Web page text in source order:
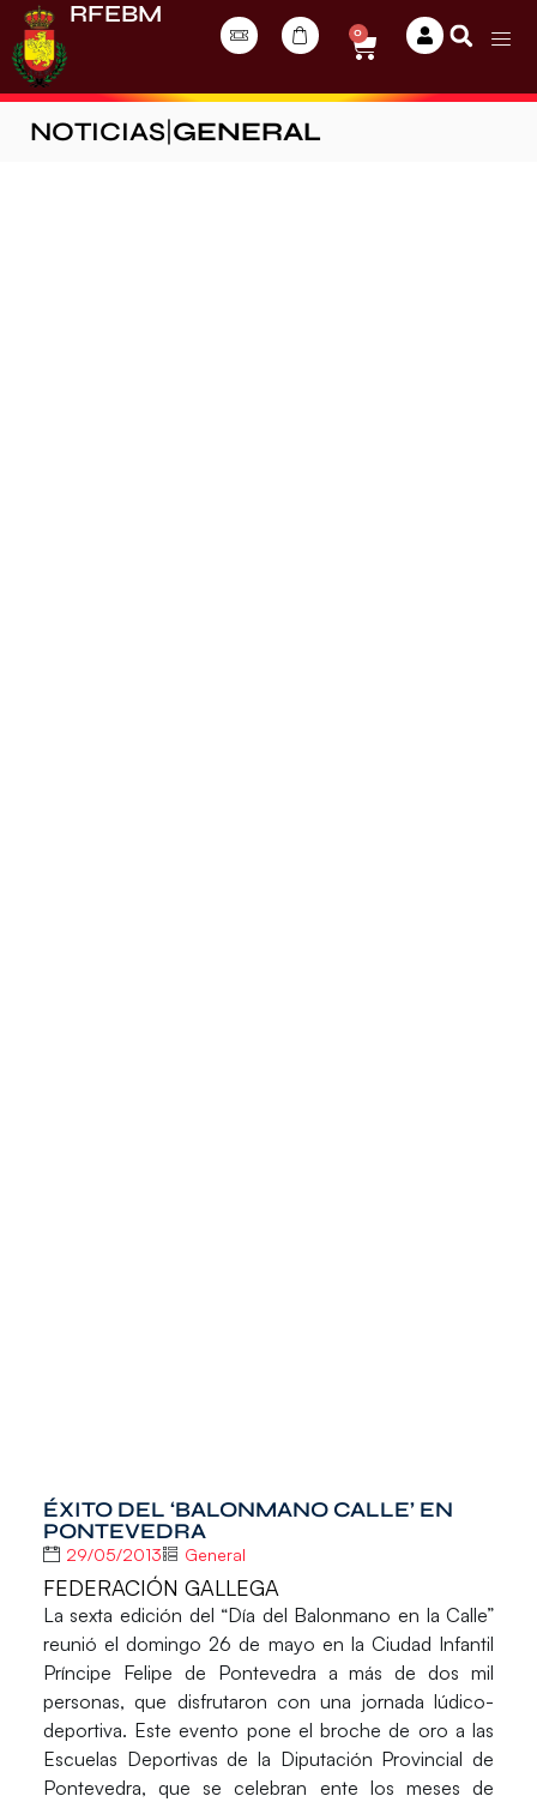
RFEBM
0
NOTICIAS GENERAL
ÉXITO DEL ‘BALONMANO CALLE’ EN
PONTEVEDRA
29/05/2013 General
FEDERACIÓN GALLEGA
La sexta edición del “Día del Balonmano en la Calle”
reunió el domingo 26 de mayo en la Ciudad Infantil
Príncipe Felipe de Pontevedra a más de dos mil
personas, que disfrutaron con una jornada lúdico-
deportiva. Este evento pone el broche de oro a las
Escuelas Deportivas de la Diputación Provincial de
Pontevedra, que se celebran ente los meses de